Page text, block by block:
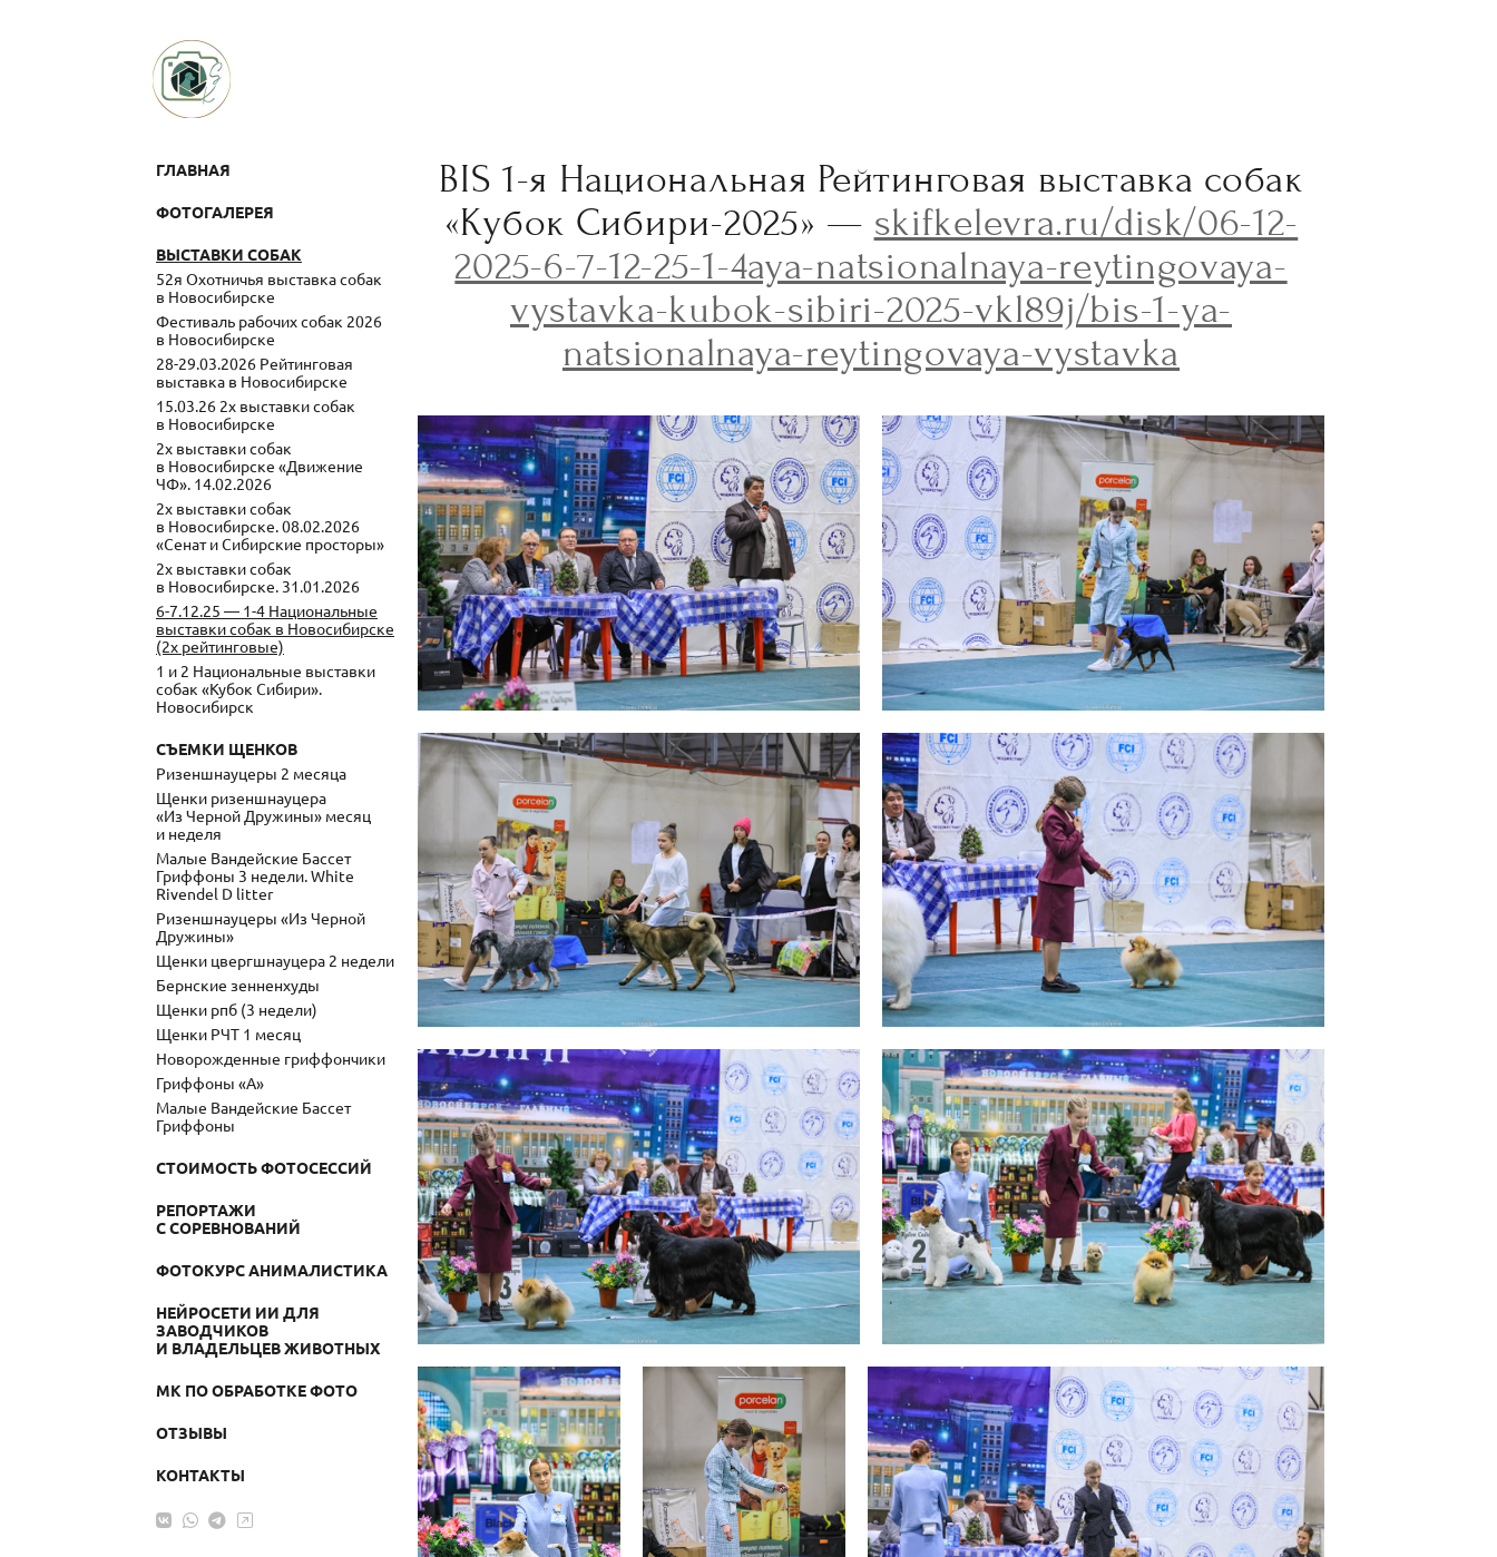
ГЛАВНАЯ
ФОТОГАЛЕРЕЯ
ВЫСТАВКИ СОБАК
52я Охотничья выставка собак
в Новосибирске
Фестиваль рабочих собак 2026
в Новосибирске
28-29.03.2026 Рейтинговая
выставка в Новосибирске
15.03.26 2х выставки собак
в Новосибирске
2х выставки собак
в Новосибирске «Движение
ЧФ». 14.02.2026
2х выставки собак
в Новосибирске. 08.02.2026
«Сенат и Сибирские просторы»
2х выставки собак
в Новосибирске. 31.01.2026
6-7.12.25 — 1-4 Национальные
выставки собак в Новосибирске
(2х рейтинговые)
1 и 2 Национальные выставки
собак «Кубок Сибири».
Новосибирск
СЪЕМКИ ЩЕНКОВ
Ризеншнауцеры 2 месяца
Щенки ризеншнауцера
«Из Черной Дружины» месяц
и неделя
Малые Вандейские Бассет
Гриффоны 3 недели. White
Rivendel D litter
Ризеншнауцеры «Из Черной
Дружины»
Щенки цвергшнауцера 2 недели
Бернские зенненхуды
Щенки рпб (3 недели)
Щенки РЧТ 1 месяц
Новорожденные гриффончики
Гриффоны «А»
Малые Вандейские Бассет
Гриффоны
СТОИМОСТЬ ФОТОСЕССИЙ
РЕПОРТАЖИ
С СОРЕВНОВАНИЙ
ФОТОКУРС АНИМАЛИСТИКА
НЕЙРОСЕТИ ИИ ДЛЯ
ЗАВОДЧИКОВ
И ВЛАДЕЛЬЦЕВ ЖИВОТНЫХ
МК ПО ОБРАБОТКЕ ФОТО
ОТЗЫВЫ
КОНТАКТЫ
BIS 1-я Национальная Рейтинговая выставка собак
«Кубок Сибири-2025» — skifkelevra.ru/disk/06-12-
2025-6-7-12-25-1-4aya-natsionalnaya-reytingovaya-
vystavka-kubok-sibiri-2025-vkl89j/bis-1-ya-
natsionalnaya-reytingovaya-vystavka